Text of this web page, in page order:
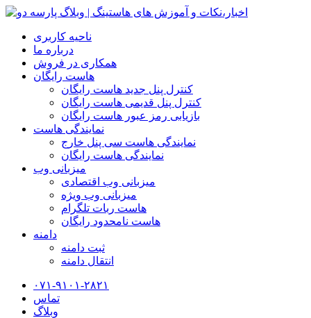
ناحیه کاربری
درباره ما
همکاری در فروش
هاست رایگان
کنترل پنل جدید هاست رایگان
کنترل پنل قدیمی هاست رایگان
بازیابی رمز عبور هاست رایگان
نمایندگی هاست
نمایندگی هاست سی پنل خارج
نمایندگی هاست رایگان
میزبانی وب
میزبانی وب اقتصادی
میزبانی وب ویژه
هاست ربات تلگرام
هاست نامحدود رایگان
دامنه
ثبت دامنه
انتقال دامنه
۰۷۱-۹۱۰۱-۲۸۲۱
تماس
وبلاگ